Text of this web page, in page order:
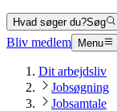
Hvad søger du?Søg
Bliv medlem
Menu
Dit arbejdsliv
Jobsøgning
Jobsamtale